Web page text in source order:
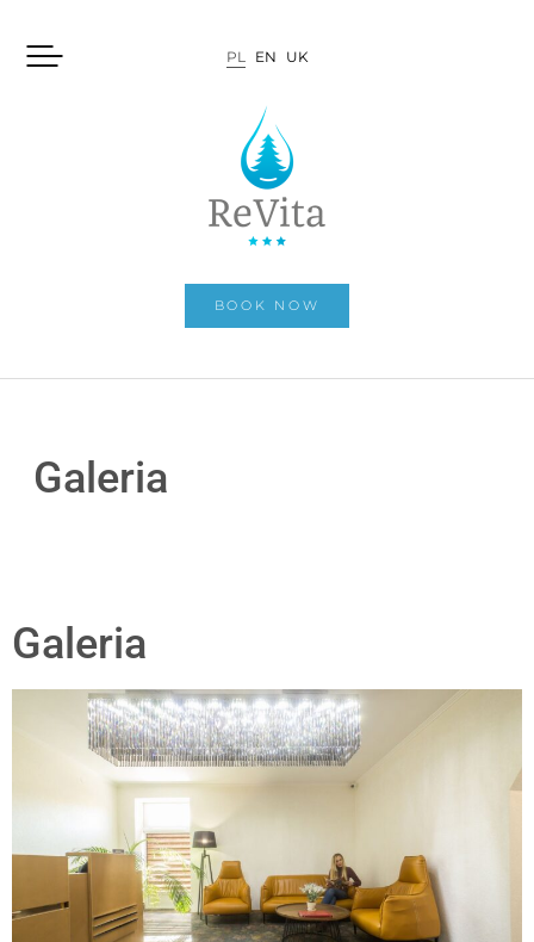
PL EN UK
BOOK NOW
Galeria
Galeria